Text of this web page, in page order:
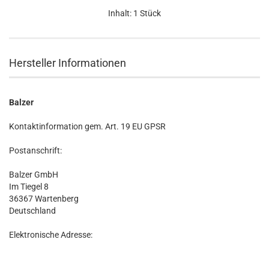
Inhalt: 1 Stück
Hersteller Informationen
Balzer
Kontaktinformation gem. Art. 19 EU GPSR
Postanschrift:
Balzer GmbH
Im Tiegel 8
36367 Wartenberg
Deutschland
Elektronische Adresse: